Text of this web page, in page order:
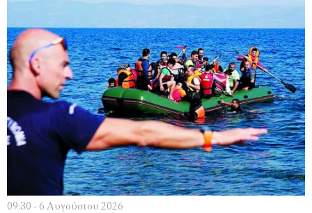
09:30 - 6 Αυγούστου 2026